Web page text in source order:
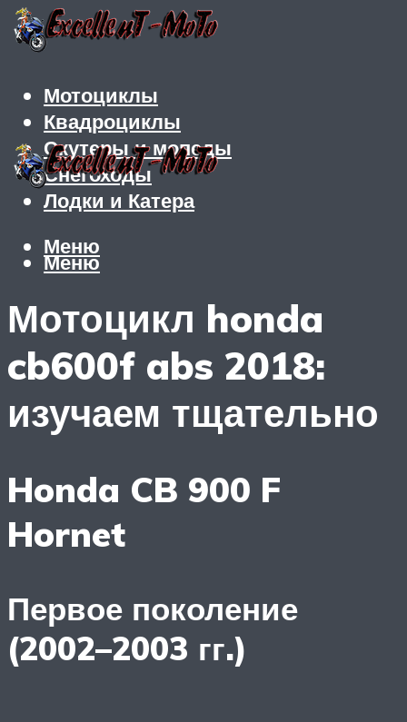
Мотоциклы
Квадроциклы
Скутеры и мопеды
Снегоходы
Лодки и Катера
Меню
Меню
Мотоцикл honda
cb600f abs 2018:
изучаем тщательно
Honda CB 900 F
Hornet
Первое поколение
(2002–2003 гг.)